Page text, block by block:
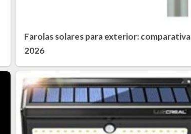
Farolas solares para exterior: comparativa
2026